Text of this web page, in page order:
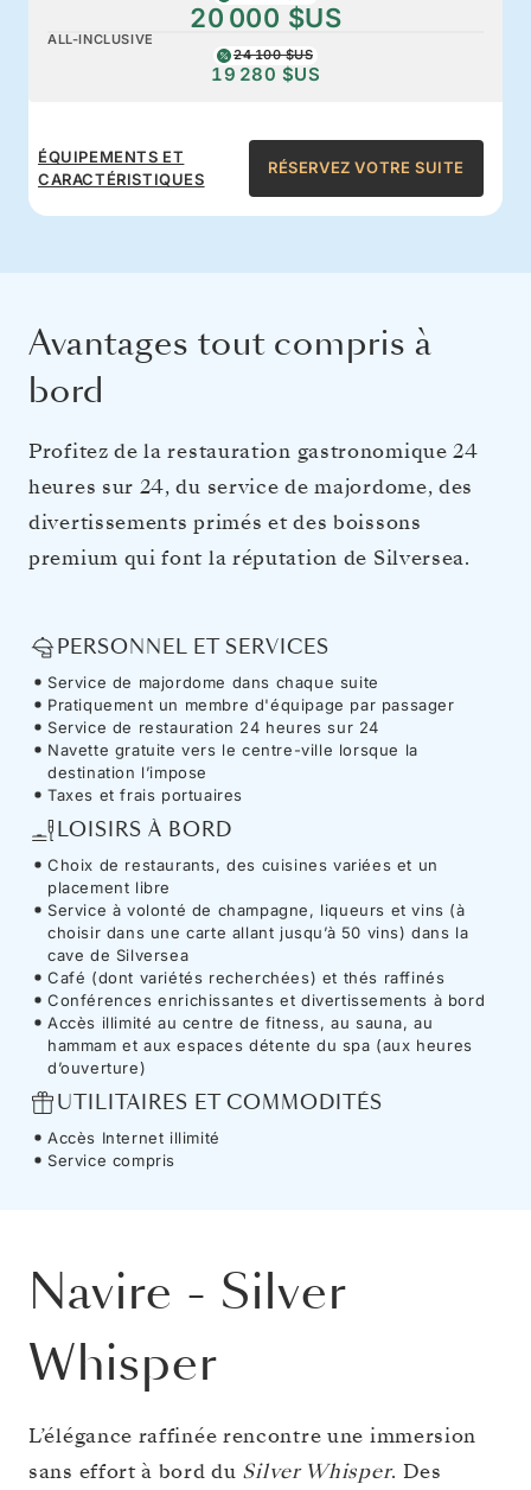
20 000 $US
ALL-INCLUSIVE
24 100 $US
19 280 $US
ÉQUIPEMENTS ET
CARACTÉRISTIQUES
RÉSERVEZ VOTRE SUITE
Avantages tout compris à
bord
Profitez de la restauration gastronomique 24
heures sur 24, du service de majordome, des
divertissements primés et des boissons
premium qui font la réputation de Silversea.
PERSONNEL ET SERVICES
Service de majordome dans chaque suite
Pratiquement un membre d'équipage par passager
Service de restauration 24 heures sur 24
Navette gratuite vers le centre-ville lorsque la
destination l’impose
Taxes et frais portuaires
LOISIRS À BORD
Choix de restaurants, des cuisines variées et un
placement libre
Service à volonté de champagne, liqueurs et vins (à
choisir dans une carte allant jusqu’à 50 vins) dans la
cave de Silversea
Café (dont variétés recherchées) et thés raffinés
Conférences enrichissantes et divertissements à bord
Accès illimité au centre de fitness, au sauna, au
hammam et aux espaces détente du spa (aux heures
d’ouverture)
UTILITAIRES ET COMMODITÉS
Accès Internet illimité
Service compris
Navire - Silver
Whisper
L’élégance raffinée rencontre une immersion
sans effort à bord du Silver Whisper. Des